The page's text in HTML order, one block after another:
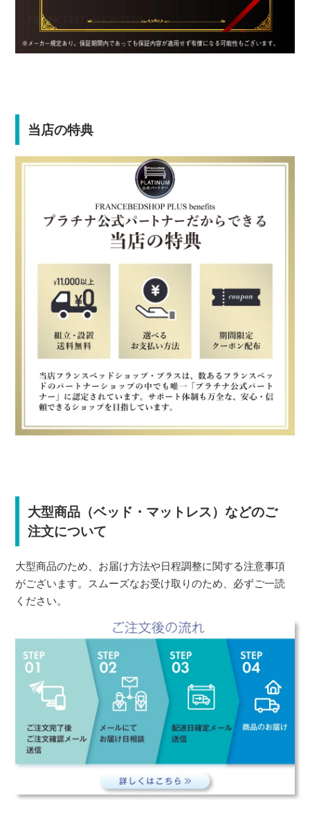
当店の特典
大型商品（ベッド・マットレス）などのご
注文について
大型商品のため、お届け方法や日程調整に関する注意事項
がございます。スムーズなお受け取りのため、必ずご一読
ください。